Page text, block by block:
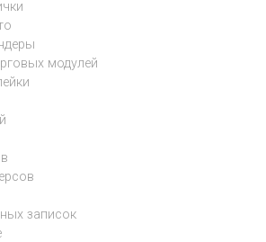
модулей
записок